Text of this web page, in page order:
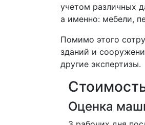
учетом различных
а именно: мебели,
Помимо этого
зданий и
другие экспертизы.
Оценка